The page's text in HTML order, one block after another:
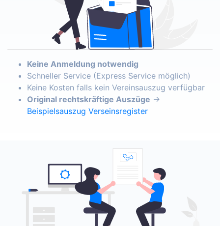
Keine Anmeldung notwendig
Schneller Service (Express Service möglich)
Keine Kosten falls kein Vereinsauszug verfügbar
Original rechtskräftige Auszüge →
Beispielsauszug Verseinsregister